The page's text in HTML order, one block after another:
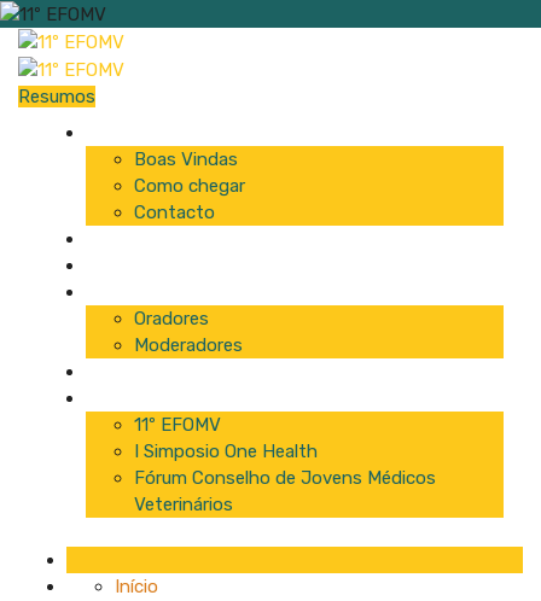
Resumos
Boas Vindas
Como chegar
Contacto
Oradores
Moderadores
11º EFOMV
I Simposio One Health
Fórum Conselho de Jovens Médicos
Veterinários
Início